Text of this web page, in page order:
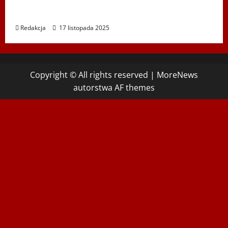
Redakcja 17 listopada 2025
Copyright © All rights reserved | MoreNews
autorstwa AF themes